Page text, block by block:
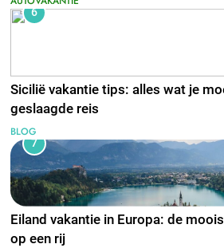
6
Sicilië vakantie tips: alles wat je
geslaagde reis
BLOG
7
Eiland vakantie in Europa: de
op een rij